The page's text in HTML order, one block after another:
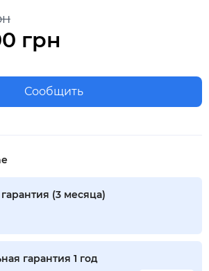
грн
Сообщить
(3 месяца)
гарантия 1 год